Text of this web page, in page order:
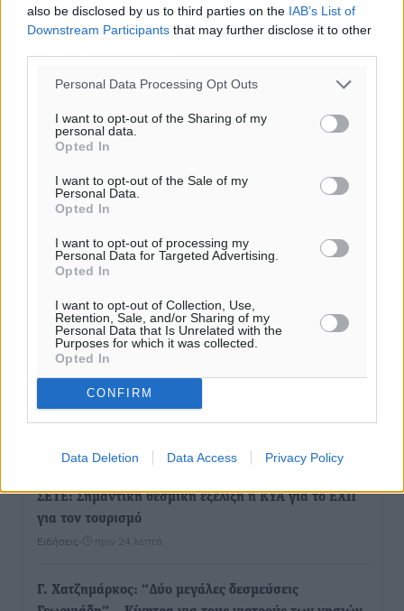
also be disclosed by us to third parties on the IAB’s List of
Downstream Participants that may further disclose it to other
Personal Data Processing Opt Outs
I want to opt-out of the Sharing of my
personal data.
Opted In
I want to opt-out of the Sale of my
Personal Data.
Opted In
I want to opt-out of processing my
Personal Data for Targeted Advertising.
Opted In
I want to opt-out of Collection, Use,
Retention, Sale, and/or Sharing of my
Personal Data that Is Unrelated with the
Purposes for which it was collected.
Opted In
CONFIRM
Data Deletion Data Access Privacy Policy
Ροή ειδήσεων
Ο Πελεκάνος, οι ανεμογεννήτριες και μια κοινότητα
Δημο-Κρίσεις• πριν 7 λεπτά
Η Ρόδος περιμένει και οι θεσμοί της λογομαχούν
Δημο-Κρίσεις• πριν 8 λεπτά
Τα Γλυπτά του Παρθενώνα ως προσωπικό δώρο στον
Τραμπ
Δημο-Κρίσεις•
Το στενό της Κρεμαστής μπήκε στη λίστα των 7
θαυμάτων της αναμονής
πριν 14 λεπτά
ΣΕΤΕ: Σημαντική θεσμική εξέλιξη η ΚΥΑ για το ΕΧΠ
για τον τουρισμό
Ειδήσεις πριν 24 λεπτά
Γ. Χατζημάρκος: “Δύο μεγάλες δεσμεύσεις